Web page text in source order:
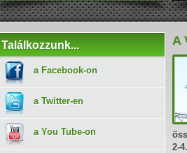
Találkozzunk...
a Facebook-on
a Twitter-en
a You Tube-on
A
2-